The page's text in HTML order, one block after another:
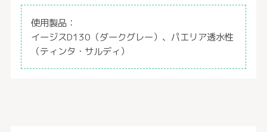
使用製品：
イージスD130（ダークグレー）、パエリア透水性
（ティンタ・サルディ）